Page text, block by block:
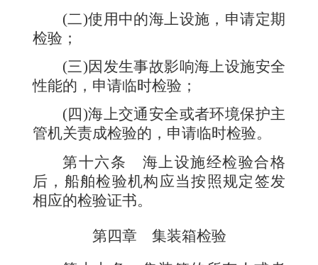
(二)使用中的海上设施，申请定期
检验；
(三)因发生事故影响海上设施安全
性能的，申请临时检验；
(四)海上交通安全或者环境保护主
管机关责成检验的，申请临时检验。
第十六条 海上设施经检验合格
后，船舶检验机构应当按照规定签发
相应的检验证书。
第四章 集装箱检验